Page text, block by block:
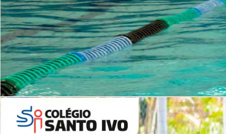
Período Integral | Saiba mais
INSTITUCIONAL